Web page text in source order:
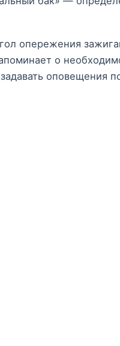
опережения
о
оповещения